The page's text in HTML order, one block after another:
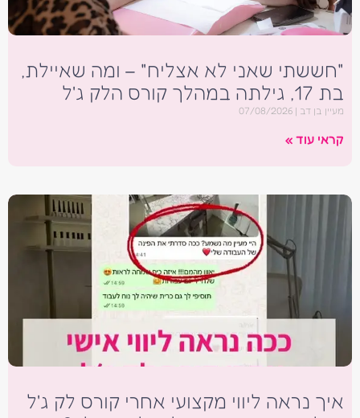
"חששתי שאני לא אצליח" – ומה שאיילת,
בת 17, גילתה במהלך קורס הלק ג'ל
מעיין בן דב
קראי עוד »
איך נראה ליווי מקצועי אחרי קורס לק ג'ל